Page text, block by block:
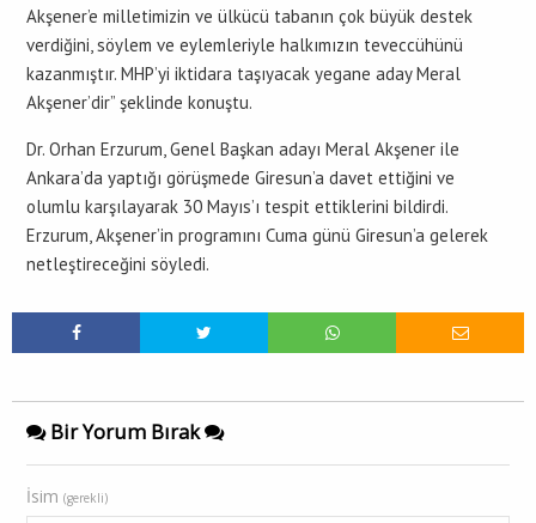
Akşener’e milletimizin ve ülkücü tabanın çok büyük destek
verdiğini, söylem ve eylemleriyle halkımızın teveccühünü
kazanmıştır. MHP’yi iktidara taşıyacak yegane aday Meral
Akşener’dir” şeklinde konuştu.
Dr. Orhan Erzurum, Genel Başkan adayı Meral Akşener ile
Ankara’da yaptığı görüşmede Giresun’a davet ettiğini ve
olumlu karşılayarak 30 Mayıs’ı tespit ettiklerini bildirdi.
Erzurum, Akşener’in programını Cuma günü Giresun’a gelerek
netleştireceğini söyledi.
Bir Yorum Bırak
İsim (gerekli)